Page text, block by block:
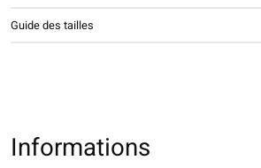
Guide des tailles
Informations